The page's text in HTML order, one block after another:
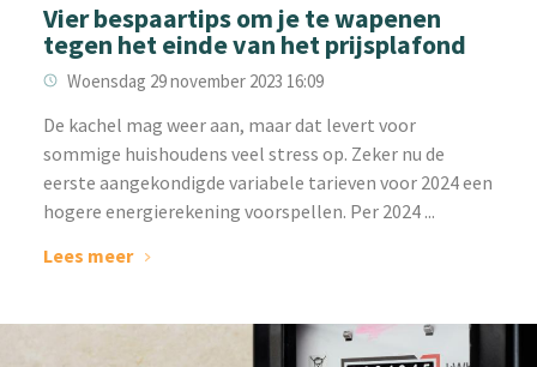
Vier bespaartips om je te wapenen
tegen het einde van het prijsplafond
Woensdag 29 november 2023 16:09
‌De kachel mag weer aan, maar dat levert voor
sommige huishoudens veel stress op. Zeker nu de
eerste aangekondigde variabele tarieven voor 2024 een
hogere energierekening voorspellen. Per 2024 ...
Lees meer